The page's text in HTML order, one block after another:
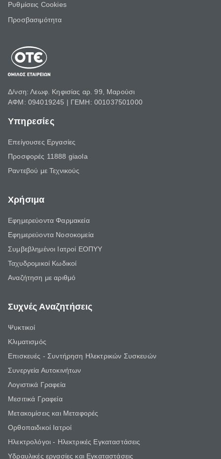
Ρυθμίσεις Cookies
Προσβασιμότητα
Δ/νση: Λεωφ. Κηφισίας αρ. 99, Μαρούσι
ΑΦΜ: 094019245 | ΓΕΜΗ: 001037501000
Υπηρεσίες
Επείγουσες Εργασίες
Προσφορές 11888 giaola
Ραντεβού με Τεχνικούς
Χρήσιμα
Εφημερεύοντα Φαρμακεία
Εφημερεύοντα Νοσοκομεία
Συμβεβλημένοι Ιατροί ΕΟΠΥΥ
Ταχυδρομικοί Κωδικοί
Αναζήτηση με αριθμό
Συχνές Αναζητήσεις
Ψυκτικοί
Κλιματισμός
Επισκευές - Συντήρηση Ηλεκτρικών Συσκευών
Συνεργεία Αυτοκινήτων
Λογιστικά Γραφεία
Μεσιτικά Γραφεία
Μετακομίσεις και Μεταφορές
Ορθοπαιδικοί Ιατροί
Ηλεκτρολόγοι - Ηλεκτρικές Εγκαταστάσεις
Υδραυλικές εργασίες και Εγκαταστάσεις